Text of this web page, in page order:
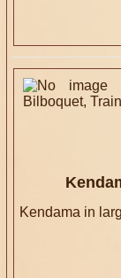
Kendama in